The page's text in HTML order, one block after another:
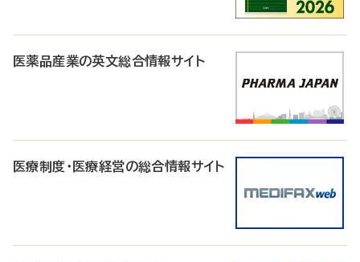
医薬品産業の英文総合情報サイト
医療制度・医療経営の総合情報サイト